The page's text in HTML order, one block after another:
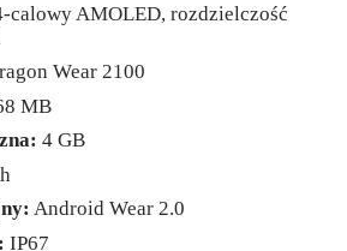
calowy AMOLED, rozdzielczość
Wear 2100
MB
4 GB
Android Wear 2.0
IP67